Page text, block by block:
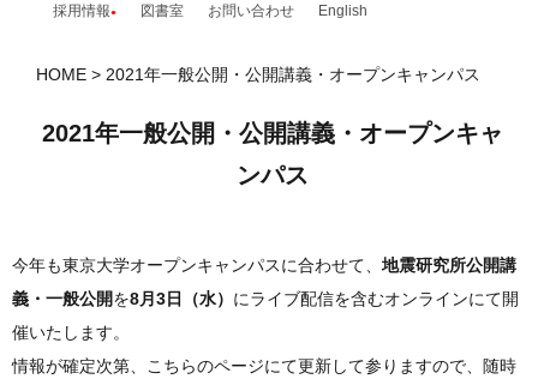
採用情報 図書室 お問い合わせ English
HOME 2021年一般公開・公開講義・オープンキャンパス
2021年一般公開・公開講義・オープンキャ
ンパス
今年も東京大学オープンキャンパスに合わせて、 地震研究所公開講
義・一般公開を8月3日（水） にライブ配信を含むオンラインにて開
催いたします。
情報が確定次第、こちらのページにて更新して参りますので、随時